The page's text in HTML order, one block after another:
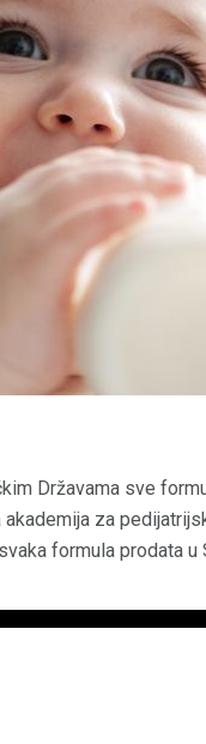
Državama sve
za
formula prodata